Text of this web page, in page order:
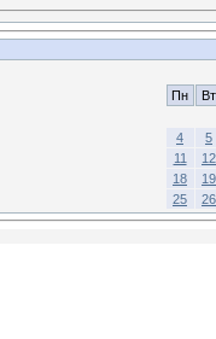
Пн Вт
4
5
11
12
18
19
25
26